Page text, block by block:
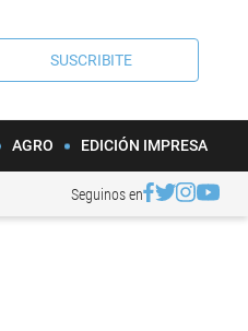
SUSCRIBITE
AGRO EDICIÓN IMPRESA
Seguinos en